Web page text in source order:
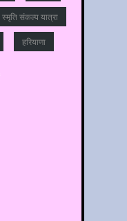
स्मृति संकल्प यात्रा
हरियाणा